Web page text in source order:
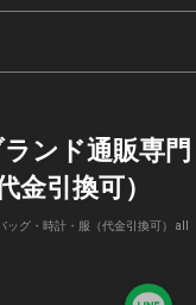
ンド通販専門
金引換可）
グ・時計・服（代金引換可） all